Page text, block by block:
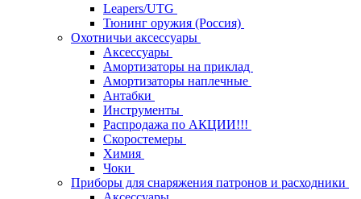
Leapers/UTG
Тюнинг оружия (Россия)
Охотничьи аксессуары
Аксессуары
Амортизаторы на приклад
Амортизаторы наплечные
Антабки
Инструменты
Распродажа по АКЦИИ!!!
Скоростемеры
Химия
Чоки
Приборы для снаряжения патронов и расходники